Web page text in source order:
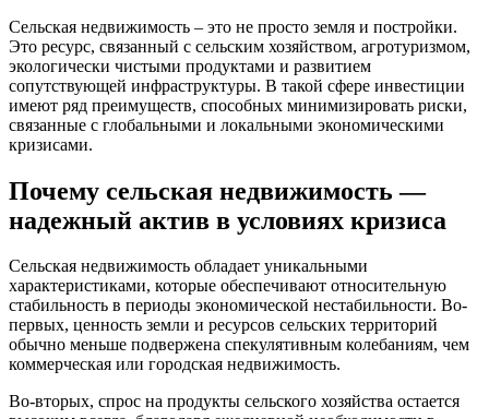
Сельская недвижимость – это не просто земля и постройки.
Это ресурс, связанный с сельским хозяйством, агротуризмом,
экологически чистыми продуктами и развитием
сопутствующей инфраструктуры. В такой сфере инвестиции
имеют ряд преимуществ, способных минимизировать риски,
связанные с глобальными и локальными экономическими
кризисами.
Почему сельская недвижимость —
надежный актив в условиях кризиса
Сельская недвижимость обладает уникальными
характеристиками, которые обеспечивают относительную
стабильность в периоды экономической нестабильности. Во-
первых, ценность земли и ресурсов сельских территорий
обычно меньше подвержена спекулятивным колебаниям, чем
коммерческая или городская недвижимость.
Во-вторых, спрос на продукты сельского хозяйства остается